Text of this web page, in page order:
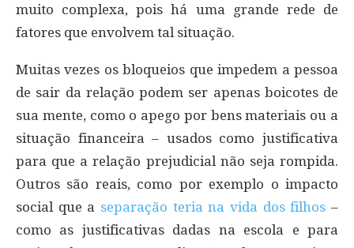
muito complexa, pois há uma grande rede de
fatores que envolvem tal situação.
Muitas vezes os bloqueios que impedem a pessoa
de sair da relação podem ser apenas boicotes de
sua mente, como o apego por bens materiais ou a
situação financeira – usados como justificativa
para que a relação prejudicial não seja rompida.
Outros são reais, como por exemplo o impacto
social que a separação teria na vida dos filhos –
como as justificativas dadas na escola e para